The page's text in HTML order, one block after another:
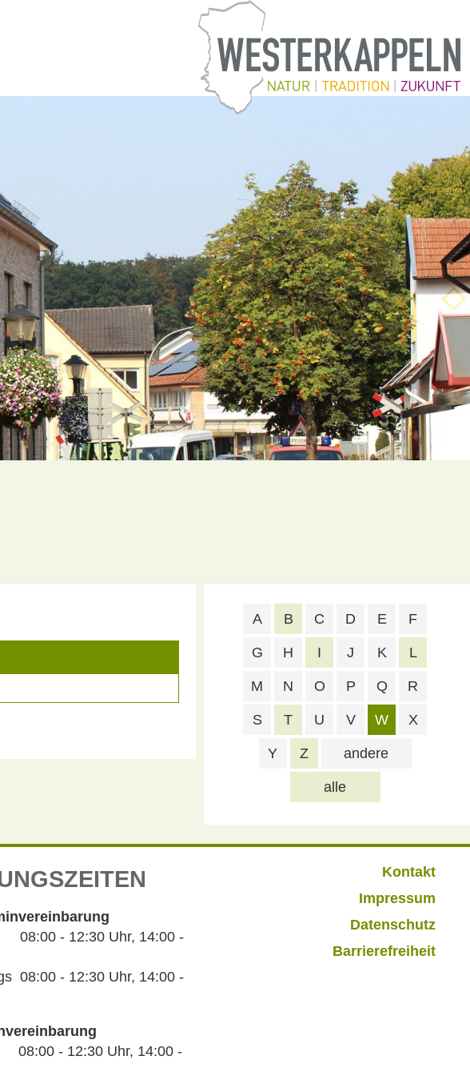
alle
A B C D E F
G H I J K L
M N O P Q R
S T U V W X
Y Z andere
- 12:30 Uhr, 14:00 -
08:00 - 12:30 Uhr, 14:00 -
- 12:30 Uhr, 14:00 -
Kontakt
Impressum
Datenschutz
Barrierefreiheit